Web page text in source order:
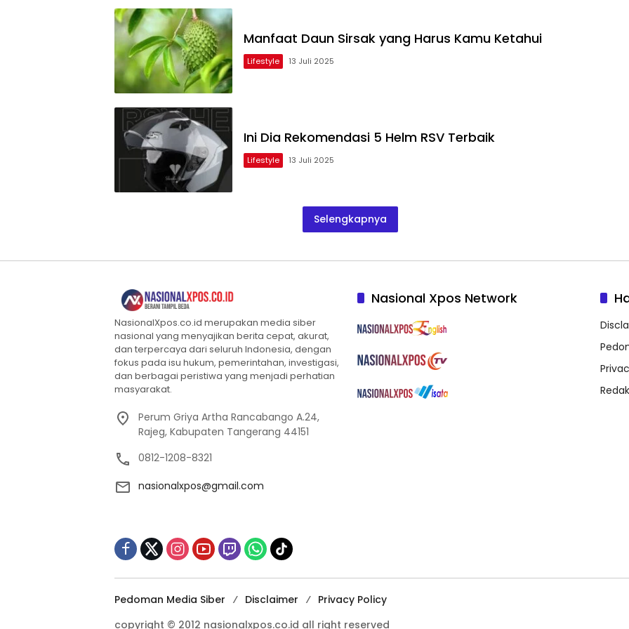
Pers
Manfaat Daun Sirsak yang Harus Kamu Ketahui
Lifestyle 13 Juli 2025
Ini Dia Rekomendasi 5 Helm RSV Terbaik
Lifestyle 13 Juli 2025
Selengkapnya
NasionalXpos.co.id merupakan media siber
nasional yang menyajikan berita cepat, akurat,
dan terpercaya dari seluruh Indonesia, dengan
fokus pada isu hukum, pemerintahan, investigasi,
dan berbagai peristiwa yang menjadi perhatian
masyarakat.
Perum Griya Artha Rancabango A.24,
Rajeg, Kabupaten Tangerang 44151
0812-1208-8321
nasionalxpos@gmail.com
Nasional Xpos Network
Pedoman Media Siber Disclaimer
Privacy Policy
copyright © 2012 nasionalxpos.co.id all right reserved